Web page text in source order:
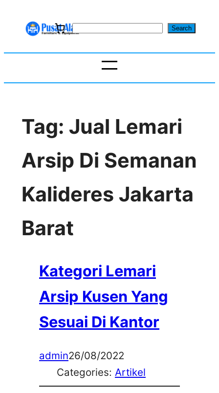
S
r
Search
Tag: Jual Lemari
Arsip Di Semanan
Kalideres Jakarta
Barat
Kategori Lemari
Arsip Kusen Yang
Sesuai Di Kantor
admin26/08/2022
Categories: Artikel